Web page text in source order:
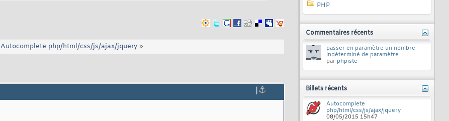
Autocomplete php/html/css/js/ajax/jquery »
PHP
Commentaires récents
passer en paramètre un nombre
indéterminé de paramètre
par phpiste
Billets récents
Autocomplete
php/html/css/js/ajax/jquery
08/05/2015 15h47